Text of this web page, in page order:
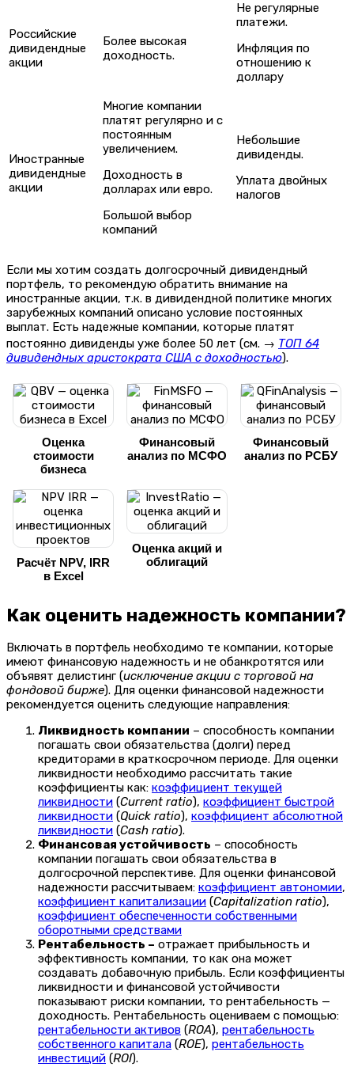
Российские
дивидендные
акции
Более высокая
доходность.
Не регулярные
платежи.
Инфляция по
отношению к
доллару
Иностранные
дивидендные
акции
Многие компании
платят регулярно и с
постоянным
увеличением.
Доходность в
долларах или евро.
Большой выбор
компаний
Небольшие
дивиденды.
Уплата двойных
налогов
Если мы хотим создать долгосрочный дивидендный
портфель, то рекомендую обратить внимание на
иностранные акции, т.к. в дивидендной политике многих
зарубежных компаний описано условие постоянных
выплат. Есть надежные компании, которые платят
постоянно дивиденды уже более 50 лет (см. → ТОП 64
дивидендных аристократа США с доходностью).
Оценка
стоимости
бизнеса
Финансовый
анализ по МСФО
Финансовый
анализ по РСБУ
Расчёт NPV, IRR
в Excel
Оценка акций и
облигаций
Как оценить надежность компании?
Включать в портфель необходимо те компании, которые
имеют финансовую надежность и не обанкротятся или
объявят делистинг (исключение акции с торговой на
фондовой бирже). Для оценки финансовой надежности
рекомендуется оценить следующие направления:
Ликвидность компании – способность компании
погашать свои обязательства (долги) перед
кредиторами в краткосрочном периоде. Для оценки
ликвидности необходимо рассчитать такие
коэффициенты как: коэффициент текущей
ликвидности (Current ratio), коэффициент быстрой
ликвидности (Quick ratio), коэффициент абсолютной
ликвидности (Cash ratio).
Финансовая устойчивость – способность
компании погашать свои обязательства в
долгосрочной перспективе. Для оценки финансовой
надежности рассчитываем: коэффициент автономии,
коэффициент капитализации (Capitalization ratio),
коэффициент обеспеченности собственными
оборотными средствами
Рентабельность ­– отражает прибыльность и
эффективность компании, то как она может
создавать добавочную прибыль. Если коэффициенты
ликвидности и финансовой устойчивости
показывают риски компании, то рентабельность —
доходность. Рентабельность оцениваем с помощью:
рентабельности активов (ROA), рентабельность
собственного капитала (ROE), рентабельность
инвестиций (ROI).